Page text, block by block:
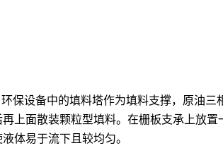
设备中的填料塔作为填料支撑，原油三
上面散装颗粒型填料。在栅板支承上放置
体易于流下且较均匀。